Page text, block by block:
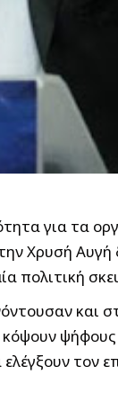
για τα
Χρυσή
πολιτική
κόψουν
τον